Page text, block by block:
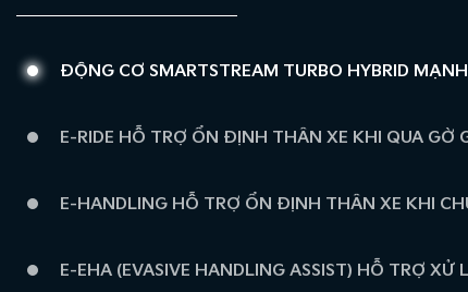
ĐỘNG CƠ SMARTSTREAM TURBO HYBRID
E-RIDE HỖ TRỢ ỔN ĐỊNH THÂN XE KHI QUA GỜ
E-HANDLING HỖ TRỢ ỔN ĐỊNH THÂN XE KHI
E-EHA (EVASIVE HANDLING ASSIST) HỖ TRỢ XỬ